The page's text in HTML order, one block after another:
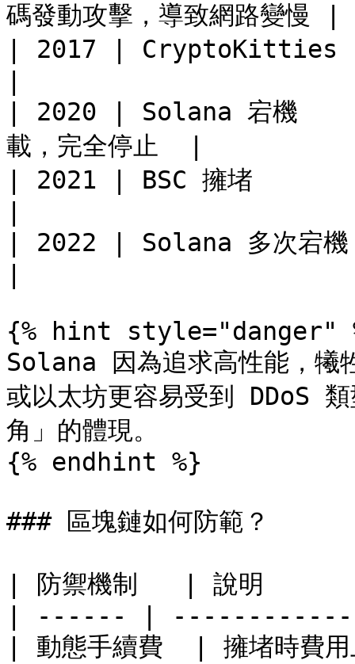
碼發動攻擊，導致網路變慢 |
| 2017 | CryptoKitties |
| 2020 | Solana 宕機
載，完全停止  |
| 2021 | BSC 擁堵        |
| 2022 | Solana 多次宕機
{% hint style="danger"
Solana 因為追求高性能，犧
或以太坊更容易受到 DDoS
角」的體現。
{% endhint %}
### 區塊鏈如何防範？
| 防禦機制   | 說明
| ------ |
| 動態手續費  | 擁堵時費